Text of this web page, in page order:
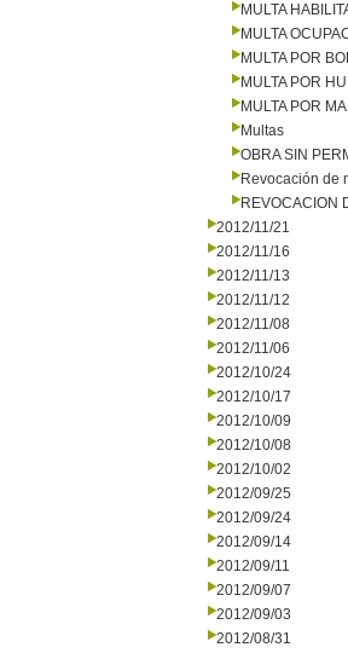
MULTA
MULTA
MULTA POR
MULTA POR
MULTA POR
Multas
OBRA SIN
Revocación de
REVOCACION
2012/11/21
2012/11/16
2012/11/13
2012/11/12
2012/11/08
2012/11/06
2012/10/24
2012/10/17
2012/10/09
2012/10/08
2012/10/02
2012/09/25
2012/09/24
2012/09/14
2012/09/11
2012/09/07
2012/09/03
2012/08/31